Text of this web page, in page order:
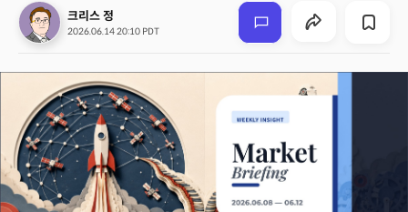
크리스 정
2026.06.14 20:10 PDT